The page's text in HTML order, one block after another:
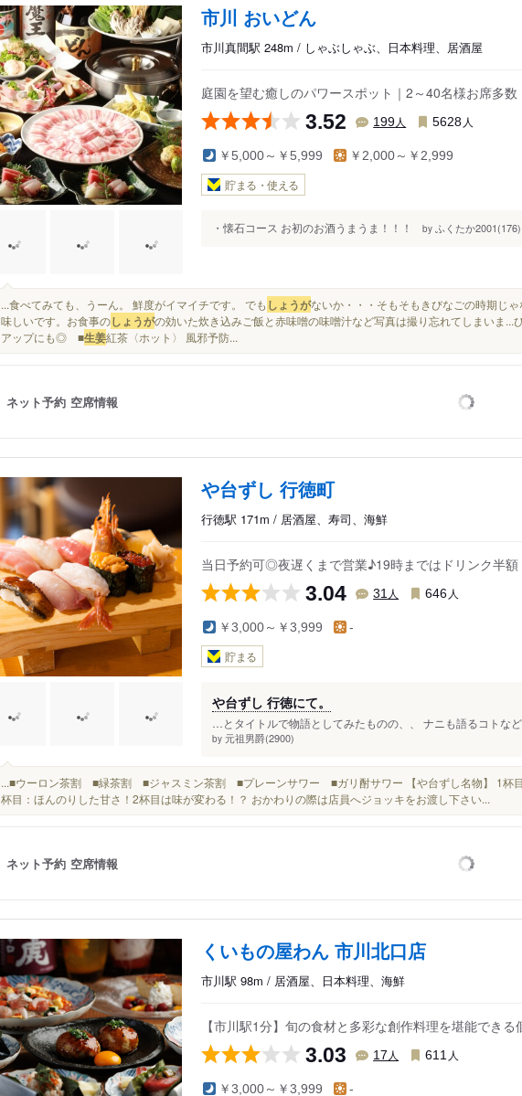
市川 おいどん
市川真間駅 248m / しゃぶしゃぶ、日本料理、居酒屋
庭園を望む癒しのパワースポット｜2～40名様お席多
3.52 199人 5628 人
￥5,000～￥5,999 ￥2,000～￥2,999
貯まる・使える
・懐石コース お初のお酒うまうま！！！ by ふくたか2001(176)
...食べてみても、うーん。 鮮度がイマイチです。 でも しょうがないか・・・そもそもきびなごの時期じ
味しいです。お食事のしょうがの効いた炊き込みご飯と赤味噌の味噌汁など写真は撮り忘れてしまいま
アップにも◎ ■生姜紅茶〈ホット〉 風邪予防...
ネット予約 空席情報
や台ずし 行徳町
行徳駅 171m / 居酒屋、寿司、海鮮
当日予約可◎夜遅くまで営業♪19時まではドリンク半額
3.04 31 人 646 人
￥3,000～￥3,999 -
貯まる
や台ずし 行徳にて。
…とタイトルで物語としてみたものの、、 ナニも語るコトな
by 元祖男爵(2900)
...■ウーロン茶割 ■緑茶割 ■ジャスミン茶割 ■プレーンサワー ■ガリ酎サワー 【や台ずし名物】 1杯
杯目：ほんのりした甘さ！2杯目は味が変わる！？ おかわりの際は店員へジョッキをお渡し下さい...
ネット予約 空席情報
くいもの屋わん 市川北口店
市川駅 98m / 居酒屋、日本料理、海鮮
【市川駅1分】旬の食材と多彩な創作料理を堪能でき
3.03 17 人 611 人
￥3,000～￥3,999 -